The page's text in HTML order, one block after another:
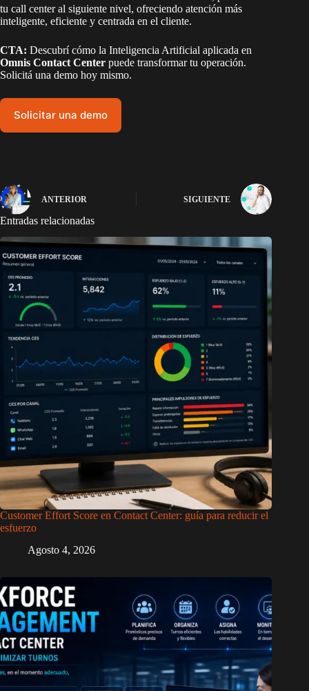
tu call center al siguiente nivel, ofreciendo atención más
inteligente, eficiente y centrada en el cliente.
CTA: Descubrí cómo la Inteligencia Artificial aplicada en
Omnis Contact Center puede transformar tu operación.
Solicitá una demo hoy mismo.
Solicitar una demo
ANTERIOR SIGUIENTE
Entradas relacionadas
Customer Effort Score en Contact Center: guía para reducir el
esfuerzo
Agosto 4, 2026